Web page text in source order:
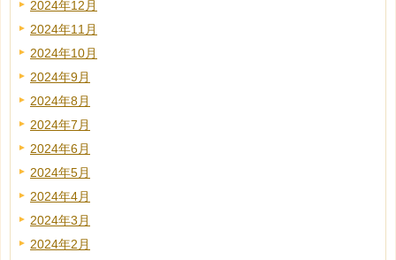
2024年12月
2024年11月
2024年10月
2024年9月
2024年8月
2024年7月
2024年6月
2024年5月
2024年4月
2024年3月
2024年2月